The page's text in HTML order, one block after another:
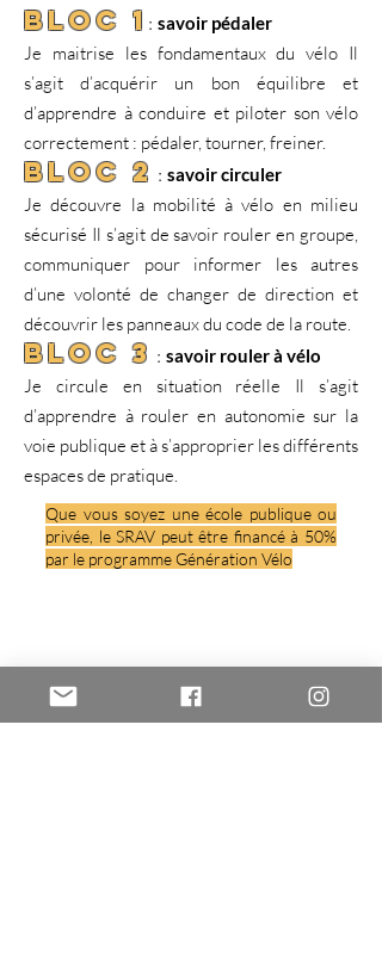
BLOC 1 : savoir pédaler
Je maitrise les fondamentaux du vélo Il
s’agit d’acquérir un bon équilibre et
d’apprendre à conduire et piloter son vélo
correctement : pédaler, tourner, freiner.
BLOC 2 : savoir circuler
Je découvre la mobilité à vélo en milieu
sécurisé Il s’agit de savoir rouler en groupe,
communiquer pour informer les autres
d’une volonté de changer de direction et
découvrir les panneaux du code de la route.
BLOC 3 : savoir rouler à vélo
Je circule en situation réelle Il s’agit
d’apprendre à rouler en autonomie sur la
voie publique et à s’approprier les différents
espaces de pratique.
Que vous soyez une école publique ou
privée, le SRAV peut être financé à 50%
par le programme Génération Vélo
Lille
Idées de week-ends autour de Lille